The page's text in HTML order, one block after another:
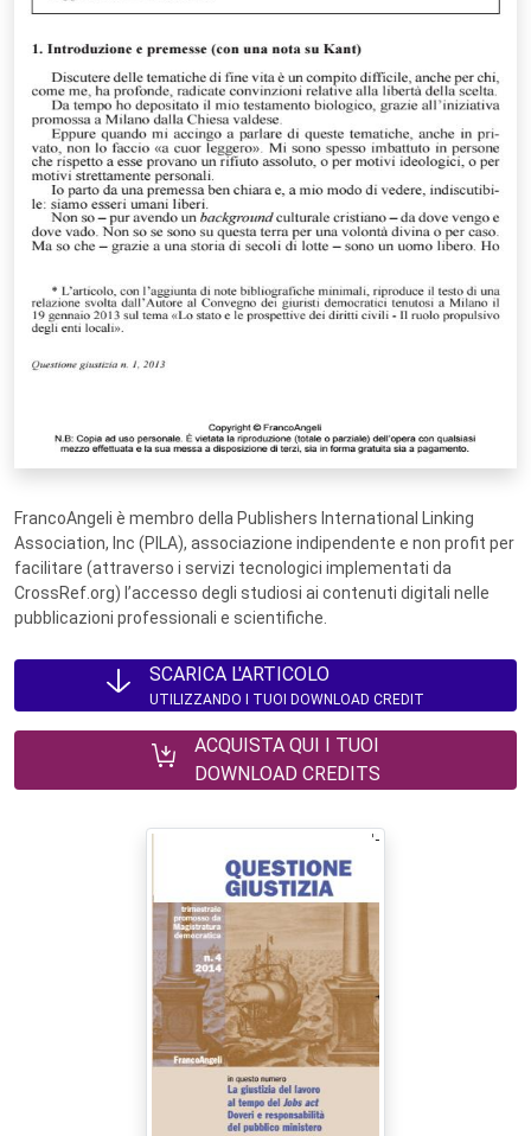
FrancoAngeli è membro della Publishers International Linking
Association, Inc (PILA), associazione indipendente e non profit per
facilitare (attraverso i servizi tecnologici implementati da
CrossRef.org) l’accesso degli studiosi ai contenuti digitali nelle
pubblicazioni professionali e scientifiche.
SCARICA L'ARTICOLO
UTILIZZANDO I TUOI DOWNLOAD CREDIT
ACQUISTA QUI I TUOI
DOWNLOAD CREDITS